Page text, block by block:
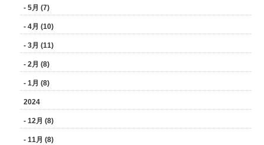
- 5月 (7)
- 4月 (10)
- 3月 (11)
- 2月 (8)
- 1月 (8)
2024
- 12月 (8)
- 11月 (8)